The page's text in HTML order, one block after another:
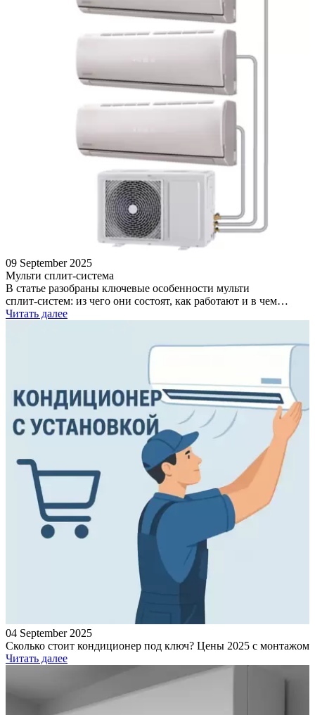
09 September 2025
Мульти сплит-система
В статье разобраны ключевые особенности мульти
сплит‑систем: из чего они состоят, как работают и в чем…
Читать далее
04 September 2025
Сколько стоит кондиционер под ключ? Цены 2025 с монтажом
Читать далее